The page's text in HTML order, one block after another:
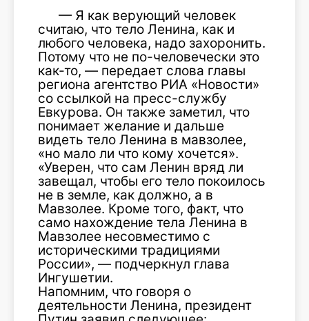
— Я как верующий человек
считаю, что тело Ленина, как и
любого человека, надо захоронить.
Потому что не по-человечески это
как-то, — передает слова главы
региона агентство РИА «Новости»
со ссылкой на пресс-службу
Евкурова. Он также заметил, что
понимает желание и дальше
видеть тело Ленина в мавзолее,
«но мало ли что кому хочется».
«Уверен, что сам Ленин вряд ли
завещал, чтобы его тело покоилось
не в земле, как должно, а в
Мавзолее. Кроме того, факт, что
само нахождение тела Ленина в
Мавзолее несовместимо с
историческими традициями
России», — подчеркнул глава
Ингушетии.
Напомним, что говоря о
деятельности Ленина, президент